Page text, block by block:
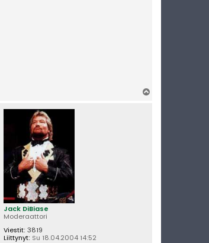
Jack DiBiase
Moderaattori
Viestit: 3819
Liittynyt: Su 18.04.2004 14:52